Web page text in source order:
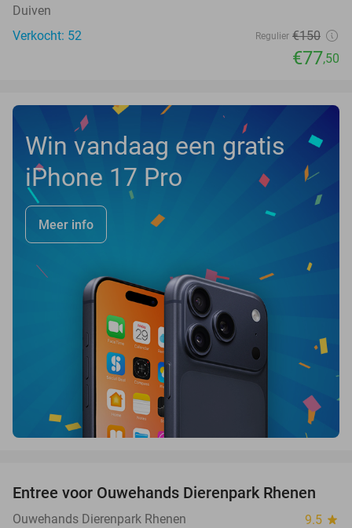
Duiven
Verkocht: 52
Regulier €150
€77,50
Win vandaag een gratis
iPhone 17 Pro
Meer info
19%
Entree voor Ouwehands Dierenpark Rhenen
Ouwehands Dierenpark Rhenen 9.5 star